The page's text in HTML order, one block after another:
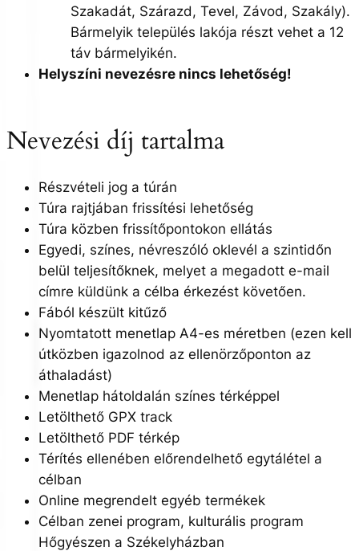
Szakadát, Szárazd, Tevel, Závod, Szakály).
Bármelyik település lakója részt vehet a 12
táv bármelyikén.
Helyszíni nevezésre nincs lehetőség!
Nevezési díj tartalma
Részvételi jog a túrán
Túra rajtjában frissítési lehetőség
Túra közben frissítőpontokon ellátás
Egyedi, színes, névreszóló oklevél a szintidőn
belül teljesítőknek, melyet a megadott e-mail
címre küldünk a célba érkezést követően.
Fából készült kitűző
Nyomtatott menetlap A4-es méretben (ezen kell
útközben igazolnod az ellenörzőponton az
áthaladást)
Menetlap hátoldalán színes térképpel
Letölthető GPX track
Letölthető PDF térkép
Térítés ellenében előrendelhető egytálétel a
célban
Online megrendelt egyéb termékek
Célban zenei program, kulturális program
Hőgyészen a Székelyházban